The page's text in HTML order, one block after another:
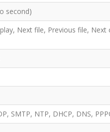
second)
Next file, Previous file,
SMTP, NTP, DHCP, DNS,